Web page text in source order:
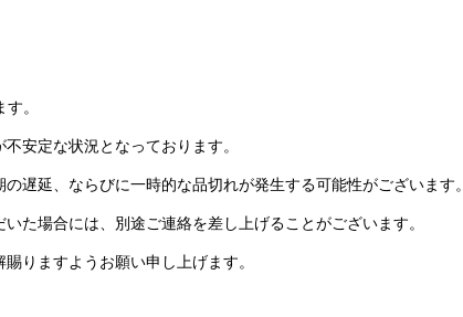
。
安定な状況となっております。
遅延、ならびに一時的な品切れが発生する可能性がございます。
た場合には、別途ご連絡を差し上げることがございます。
りますようお願い申し上げます。